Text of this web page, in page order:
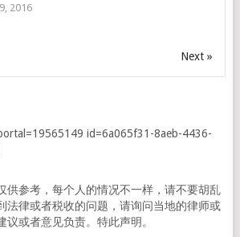
2016
Next »
id=6a065f31-8aeb-4436-
供参考，每个人的情况不一样，请不要胡乱
法律或者税收的问题，请询问当地的律师或
或者意见负责。特此声明。